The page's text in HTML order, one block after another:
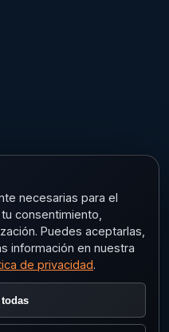
necesarias para el
consentimiento,
Puedes aceptarlas,
información en nuestra
de privacidad.